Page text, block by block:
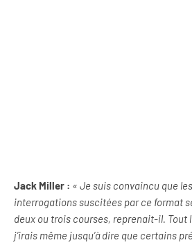
Jack Miller : « Je suis convaincu que
interrogations suscitées par ce format
deux ou trois courses, reprenait-il. Tout
j’irais même jusqu’à dire que certains